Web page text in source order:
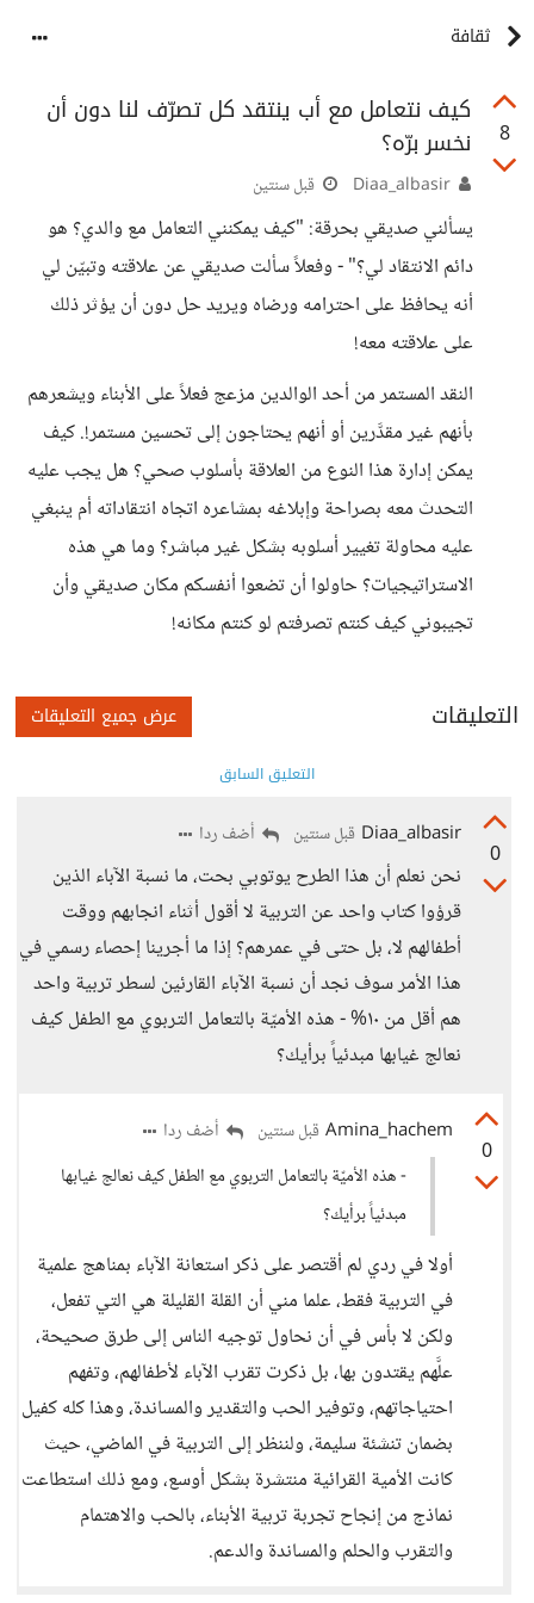
ثقافة
8
كيف نتعامل مع أب ينتقد كل تصرّف لنا دون أن
نخسر برّه؟
قبل سنتين
يسألني صديقي بحرقة: "كيف يمكنني التعامل مع والدي؟ هو
دائم الانتقاد لي؟" - وفعلاً سألت صديقي عن علاقته وتبيّن لي
أنه يحافظ على احترامه ورضاه ويريد حل دون أن يؤثر ذلك
على علاقته معه!
النقد المستمر من أحد الوالدين مزعج فعلاً على الأبناء ويشعرهم
بأنهم غير مقدَّرين أو أنهم يحتاجون إلى تحسين مستمر!. كيف
يمكن إدارة هذا النوع من العلاقة بأسلوب صحي؟ هل يجب عليه
التحدث معه بصراحة وإبلاغه بمشاعره اتجاه انتقاداته أم ينبغي
عليه محاولة تغيير أسلوبه بشكل غير مباشر؟ وما هي هذه
الاستراتيجيات؟ حاولوا أن تضعوا أنفسكم مكان صديقي وأن
تجيبوني كيف كنتم تصرفتم لو كنتم مكانه!
التعليقات عرض جميع التعليقات
التعليق السابق
0
Diaa_albasir قبل سنتين أضف ردا
نحن نعلم أن هذا الطرح يوتوبي بحت، ما نسبة الآباء الذين
قرؤوا كتاب واحد عن التربية لا أقول أثناء انجابهم ووقت
أطفالهم لا، بل حتى في عمرهم؟ إذا ما أجرينا إحصاء رسمي في
هذا الأمر سوف نجد أن نسبة الآباء القارئين لسطر تربية واحد
هم أقل من ١٠% - هذه الأميّة بالتعامل التربوي مع الطفل كيف
نعالج غيابها مبدئياً برأيك؟
0
Amina_hachem قبل سنتين
أضف ردا
- هذه الأميّة بالتعامل التربوي مع الطفل كيف نعالج غيابها
مبدئياً برأيك؟
أولا في ردي لم أقتصر على ذكر استعانة الآباء بمناهج علمية
في التربية فقط، علما مني أن القلة القليلة هي التي تفعل،
ولكن لا بأس في أن نحاول توجيه الناس إلى طرق صحيحة،
علَّهم يقتدون بها، بل ذكرت تقرب الآباء لأطفالهم، وتفهم
احتياجاتهم، وتوفير الحب والتقدير والمساندة، وهذا كله كفيل
بضمان تنشئة سليمة، ولننظر إلى التربية في الماضي، حيث
كانت الأمية القرائية منتشرة بشكل أوسع، ومع ذلك استطاعت
نماذج من إنجاح تجربة تربية الأبناء، بالحب والاهتمام
والتقرب والحلم والمساندة والدعم.